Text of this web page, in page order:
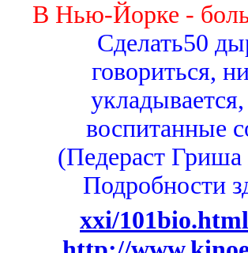
В Нью-Йорке -
Сделать50
говориться,
воспитанные
(Педераст Гриша
Подробности
xxi/101bio.html